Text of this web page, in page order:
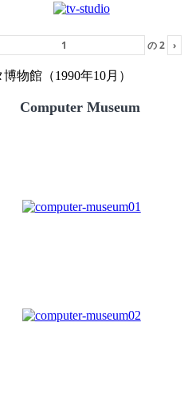
の2 ›
物館（1990年10月）
Computer Museum